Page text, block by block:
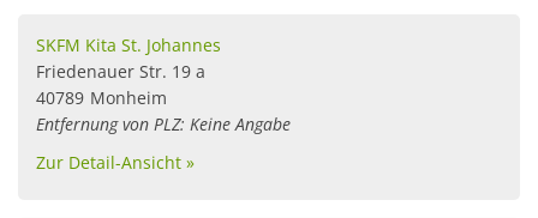
SKFM Kita St. Johannes
Friedenauer Str. 19 a
40789 Monheim
Entfernung von PLZ: Keine Angabe
Zur Detail-Ansicht »